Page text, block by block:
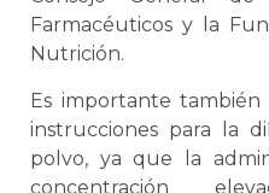
Farmacéuticos y la
Nutrición.
Es importante
instrucciones para la
polvo, ya que la
concentración